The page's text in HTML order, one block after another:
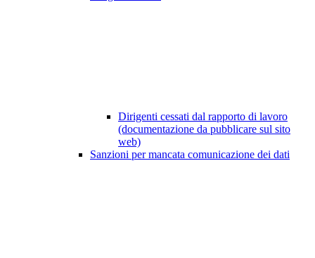
Dirigenti cessati dal rapporto di lavoro
(documentazione da pubblicare sul sito
web)
Sanzioni per mancata comunicazione dei dati